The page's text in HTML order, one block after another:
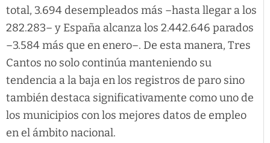
total, 3.694 desempleados más –hasta llegar a los
282.283– y España alcanza los 2.442.646 parados
–3.584 más que en enero–. De esta manera, Tres
Cantos no solo continúa manteniendo su
tendencia a la baja en los registros de paro sino
también destaca significativamente como uno de
los municipios con los mejores datos de empleo
en el ámbito nacional.